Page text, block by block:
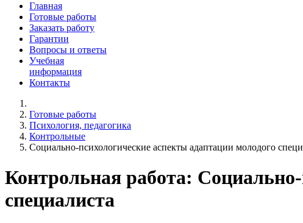
Главная
Готовые работы
Заказать работу
Гарантии
Вопросы и ответы
Учебная
информация
Контакты
Готовые работы
Психология, педагогика
Контрольные
Социально-психологические аспекты адаптации молодого
Контрольная работа:
специалиста